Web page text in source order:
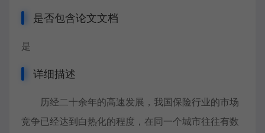
是否包含论文文档
是
详细描述
历经二十余年的高速发展，我国保险行业的市场
竞争已经达到白热化的程度，在同一个城市往往有数